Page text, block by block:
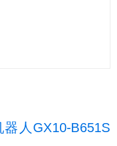
人GX10-B651S